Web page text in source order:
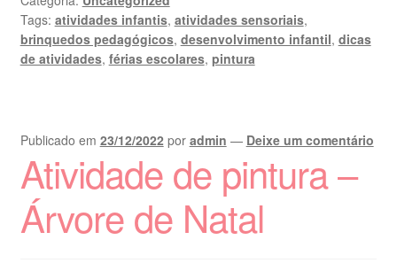
Tags: atividades infantis, atividades sensoriais,
brinquedos pedagógicos, desenvolvimento infantil, dicas
de atividades, férias escolares, pintura
Publicado em 23/12/2022 por admin — Deixe um comentário
Atividade de pintura –
Árvore de Natal